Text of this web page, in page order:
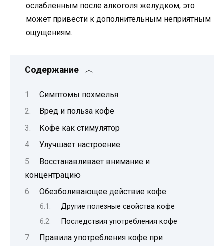
ослабленным после алкоголя желудком, это
может привести к дополнительным неприятным
ощущениям.
Содержание
Симптомы похмелья
Вред и польза кофе
Кофе как стимулятор
Улучшает настроение
Восстанавливает внимание и
концентрацию
Обезболивающее действие кофе
Другие полезные свойства кофе
Последствия употребления кофе
Правила употребления кофе при